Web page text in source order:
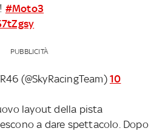
! #Moto3
PUBBLICITÀ
(@SkyRacingTeam) 10
layout della pista
a dare spettacolo. Dopo